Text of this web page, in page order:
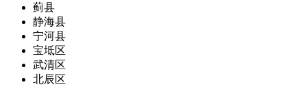
蓟县
静海县
宁河县
宝坻区
武清区
北辰区